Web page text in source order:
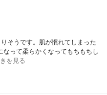
そうです。肌が慣れてしまった
って柔らかくなってもちもちし
を見る